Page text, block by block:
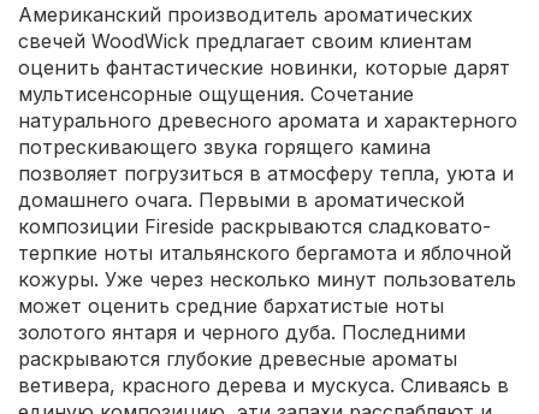
Американский производитель ароматических
свечей WoodWick предлагает своим клиентам
оценить фантастические новинки, которые дарят
мультисенсорные ощущения. Сочетание
натурального древесного аромата и характерного
потрескивающего звука горящего камина
позволяет погрузиться в атмосферу тепла, уюта и
домашнего очага. Первыми в ароматической
композиции Fireside раскрываются сладковато-
терпкие ноты итальянского бергамота и яблочной
кожуры. Уже через несколько минут пользователь
может оценить средние бархатистые ноты
золотого янтаря и черного дуба. Последними
раскрываются глубокие древесные ароматы
ветивера, красного дерева и мускуса. Сливаясь в